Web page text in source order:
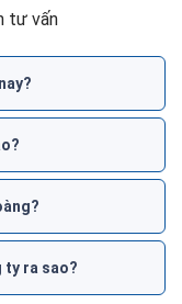
tư vấn
ty ra sao?